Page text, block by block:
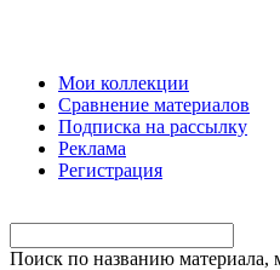
Мои коллекции
Сравнение материалов
Подписка на рассылку
Реклама
Регистрация
Поиск по названию материала,